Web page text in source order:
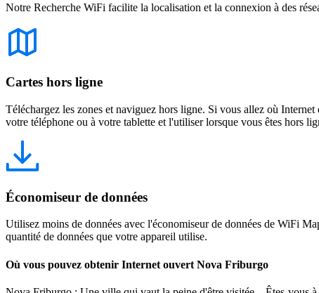
Notre Recherche WiFi facilite la localisation et la connexion à des
Cartes hors ligne
Téléchargez les zones et naviguez hors ligne. Si vous allez où
votre téléphone ou à votre tablette et l'utiliser lorsque vous êtes hors
Économiseur de données
Utilisez moins de données avec l'économiseur de données de WiFi
quantité de données que votre appareil utilise.
Où vous pouvez obtenir Internet ouvert Nova Friburgo